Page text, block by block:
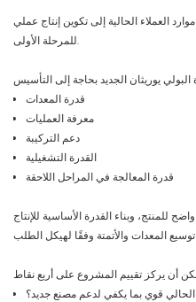
العملاء الحالية إلى تكوين إنتاج عملي
للمرحلة الأولى.
قدرة المعدات
معرفة العمليات
دعم التركيبة
القدرة التشغيلية
قدرة المعالجة في المراحل اللاحقة
للمنتج، وبناء القدرة الأساسية للإنتاج
قوي بما يكفي لدعم مصنع جديد؟